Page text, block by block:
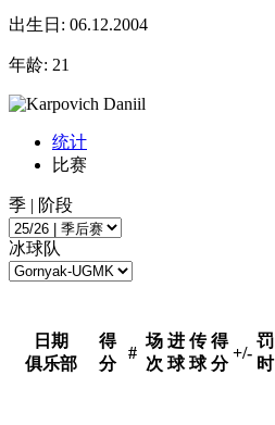
出生日: 06.12.2004
年龄: 21
统计
比赛
季 | 阶段
冰球队
日期
俱乐部
得
分
#
场
次
进
球
传
球
得
分
+/-
罚
时